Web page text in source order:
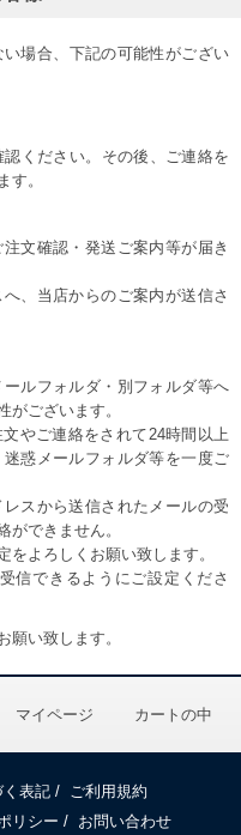
場合、下記の可能性がござい
ください。その後、ご連絡を
す。
文確認・発送ご案内等が届き
、当店からのご案内が送信さ
ルフォルダ・別フォルダ等へ
がございます。
やご連絡をされて24時間以上
惑メールフォルダ等を一度ご
スから送信されたメールの受
ができません。
よろしくお願い致します。
信できるようにご設定くださ
願い致します。
マイページ カートの中
く表記 /
ご利用規約
リシー / お問い合わせ